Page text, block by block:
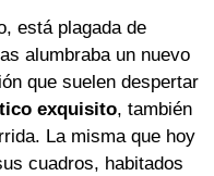
está plagada de
alumbraba un nuevo
que suelen despertar
exquisito, también
La misma que hoy
cuadros, habitados